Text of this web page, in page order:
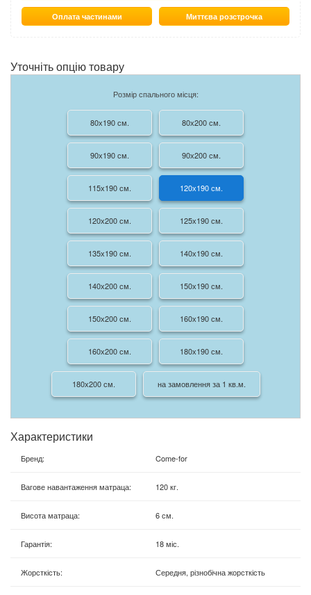
Оплата частинами Миттєва розстрочка
Уточніть опцію товару
Розмір спального місця:
80х190 см. 80х200 см.
90х190 см. 90х200 см.
115х190 см. 120х190 см.
120х200 см. 125х190 см.
135х190 см. 140х190 см.
140х200 см. 150х190 см.
150х200 см. 160х190 см.
160х200 см. 180х190 см.
180х200 см. на замовлення за 1 кв.м.
Характеристики
Бренд: Come-for
Вагове навантаження матраца: 120 кг.
Висота матраца: 6 см.
Гарантія: 18 міс.
Жорсткість: Середня, різнобічна жорсткість